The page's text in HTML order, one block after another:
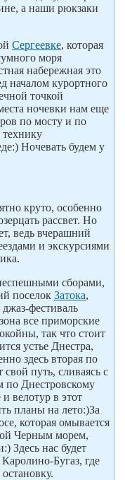
а наши рюкзаки
Сергеевке, которая
моря
набережная это
началом курортного
точкой
ночевки нам еще
по мосту и по
технику
Ночевать будем у
круто, особенно
рассвет. Но
ведь вчерашний
и экскурсиями
сборами,
поселок Затока,
фестиваль
все приморские
так что стоит
устье Днестра,
здесь вторая по
путь, сливаясь с
по Днестровскому
велотур в этот
планы на лето:)За
которая омывается
Черным морем,
Здесь нас будет
Бугаз, где